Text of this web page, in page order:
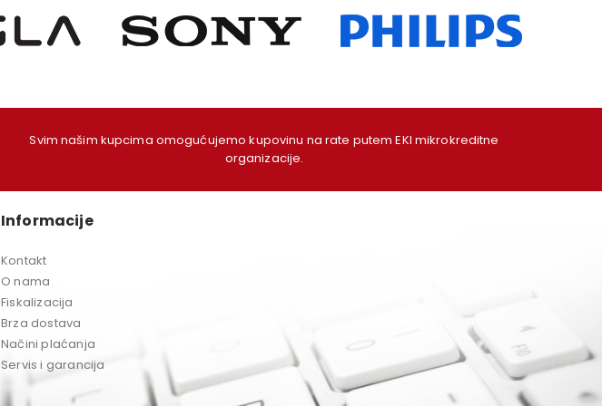
Svim našim kupcima omogućujemo kupovinu na rate putem EKI mikrokreditne
organizacije.
Informacije
Kontakt
O nama
Fiskalizacija
Brza dostava
Načini plaćanja
Servis i garancija